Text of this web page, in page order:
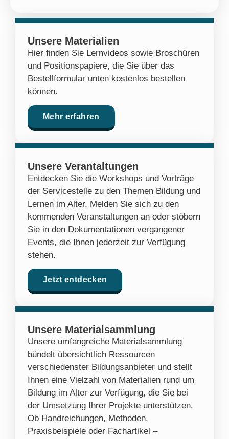
Unsere Materialien
Hier finden Sie Lernvideos sowie Broschüren
und Positionspapiere, die Sie über das
Bestellformular unten kostenlos bestellen
können.
Mehr erfahren
Unsere Verantaltungen
Entdecken Sie die Workshops und Vorträge
der Servicestelle zu den Themen Bildung und
Lernen im Alter. Melden Sie sich zu den
kommenden Veranstaltungen an oder stöbern
Sie in den Dokumentationen vergangener
Events, die Ihnen jederzeit zur Verfügung
stehen.
Jetzt entdecken
Unsere Materialsammlung
Unsere umfangreiche Materialsammlung
bündelt übersichtlich Ressourcen
verschiedenster Bildungsanbieter und stellt
Ihnen eine Vielzahl von Materialien rund um
Bildung im Alter zur Verfügung, die Sie bei
der Umsetzung Ihrer Projekte unterstützen.
Ob Handreichungen, Methoden,
Praxisbeispiele oder Fachartikel –